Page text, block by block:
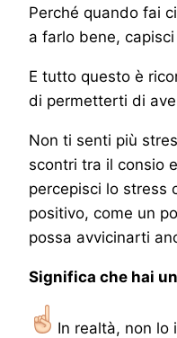
Perché quando fai
a farlo bene,
E tutto questo è
di permetterti di
Non ti senti più
scontri tra il consio
percepisci lo stress
positivo, come un
possa avvicinarti
Significa che hai
In realtà, non lo